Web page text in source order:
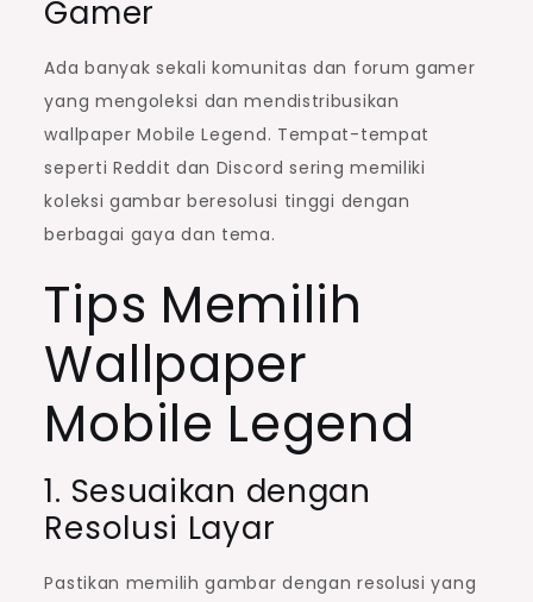
Gamer
Ada banyak sekali komunitas dan forum gamer
yang mengoleksi dan mendistribusikan
wallpaper Mobile Legend. Tempat-tempat
seperti Reddit dan Discord sering memiliki
koleksi gambar beresolusi tinggi dengan
berbagai gaya dan tema.
Tips Memilih
Wallpaper
Mobile Legend
1. Sesuaikan dengan
Resolusi Layar
Pastikan memilih gambar dengan resolusi yang